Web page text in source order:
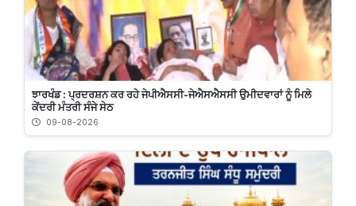
ਝਾਰਖੰਡ : ਪ੍ਰਦਰਸ਼ਨ ਕਰ ਰਹੇ ਜੇਪੀਐਸਸੀ-ਜੇਐਸਐਸਸੀ ਉਮੀਦਵਾਰਾਂ ਨੂੰ ਮਿਲੇ
ਕੇਂਦਰੀ ਮੰਤਰੀ ਸੰਜੇ ਸੇਠ
09-08-2026